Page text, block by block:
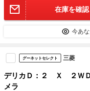
在庫を確
今あ
グーネットセレクト 三菱
デリカＤ：２ Ｘ ２Ｗ
メラ